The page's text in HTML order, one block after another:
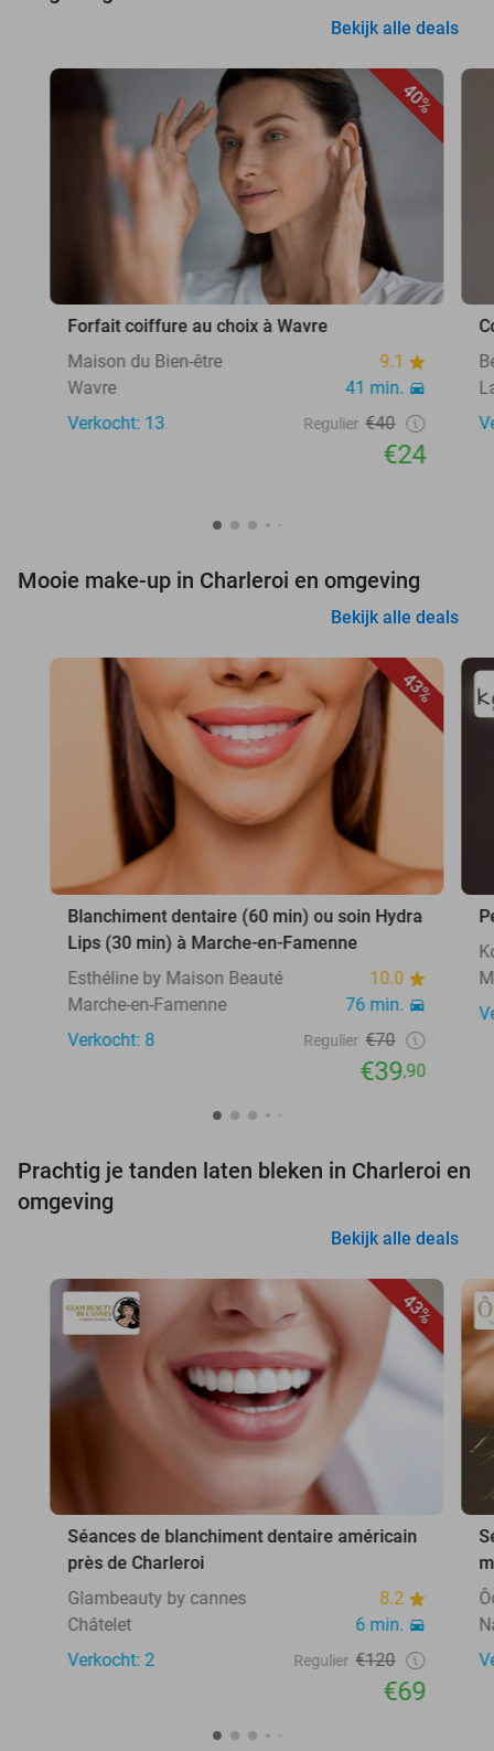
Bekijk alle deals
40%
Forfait coiffure au choix à Wavre
Maison du Bien-être
9.1
Wavre
41 min.
Verkocht: 13
Regulier €40
€24
Mooie make-up in Charleroi en omgeving
Bekijk alle deals
43%
Blanchiment dentaire (60 min) ou soin Hydra
Lips (30 min) à Marche-en-Famenne
Esthéline by Maison Beauté
10.0
Marche-en-Famenne
76 min.
Verkocht: 8
Regulier €70
€39,90
Prachtig je tanden laten bleken in Charleroi en
omgeving
Bekijk alle deals
43%
Séances de blanchiment dentaire américain
près de Charleroi
Glambeauty by cannes
8.2
Châtelet
6 min.
Verkocht: 2
Regulier €120
€69